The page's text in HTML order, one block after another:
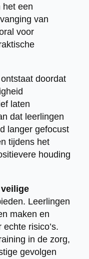
het een
van
voor
doordat
laten
dat leerlingen
langer gefocust
tijdens het
houding
veilige
Leerlingen
maken en
risico’s.
in de zorg,
gevolgen